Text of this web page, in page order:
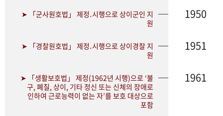
➤ 「군사원호법」 제정․시행으로 상이군인 지
원
1950
➤ 「경찰원호법」 제정․시행으로 상이경찰 지
원
1951
➤ 「생활보호법」 제정(1962년 시행)으로 ‘불
구, 폐질, 상이, 기타 정신 또는 신체의 장애로
인하여 근로능력이 없는 자’를 보호 대상으로
포함
1961